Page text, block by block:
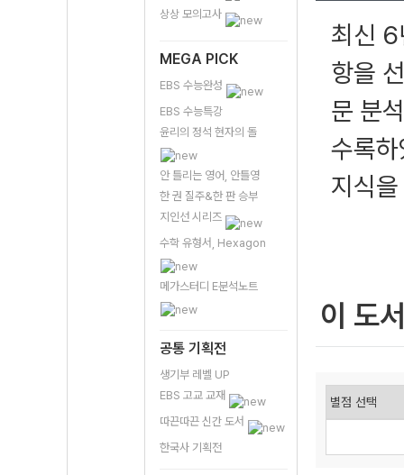
상상 모의고사
MEGA PICK
EBS 수능완성
EBS 수능특강
윤리의 정석 현자의 돌
안 틀리는 영어, 안틀영
한 권 질주&한 판 승부
지인선 시리즈
수학 유형서, Hexagon
메가스터디 E분석노트
공통 기획전
생기부 레벨 UP
EBS 고교 교재
따끈따끈 신간 도서
한국사 기획전
최신 6
항을
문 분
수록
지식
이 도